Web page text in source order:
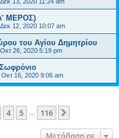
ΜΕΡΟΣ)
12, 2020 10:07 am
του Αγίου Δημητρίου
26, 2020 5:19 pm
16, 2020 9:06 am
116
4 5 116
Μετάβαση σε